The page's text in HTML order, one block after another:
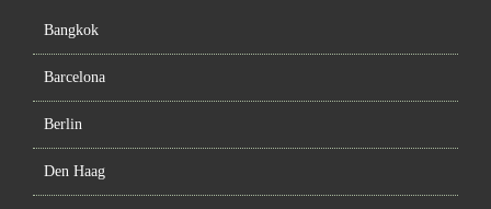
Bangkok
Barcelona
Berlin
Den Haag